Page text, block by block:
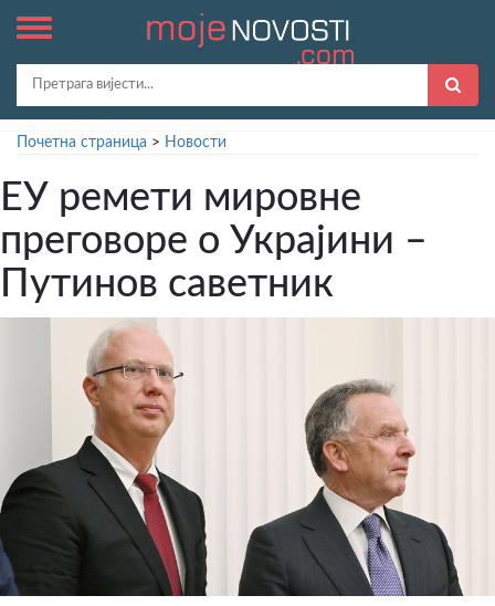
Почетна страница > Новости
ЕУ ремети мировне
преговоре о Украјини –
Путинов саветник